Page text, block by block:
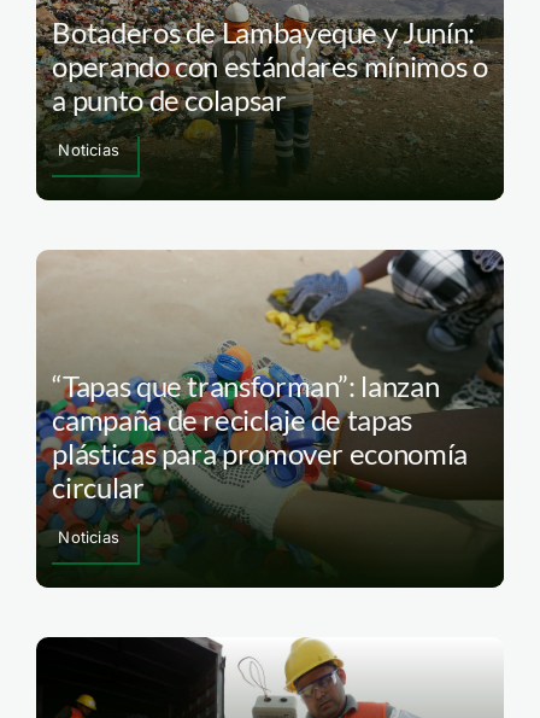
Botaderos de Lambayeque y Junín:
operando con estándares mínimos o
a punto de colapsar
Noticias
“Tapas que transforman”: lanzan
campaña de reciclaje de tapas
plásticas para promover economía
circular
Noticias